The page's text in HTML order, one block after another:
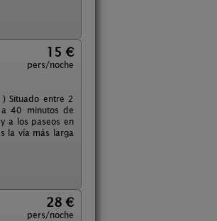
15 €
pers/noche
Situado entre 2
40 minutos de
a los paseos en
la vía más larga
28 €
pers/noche